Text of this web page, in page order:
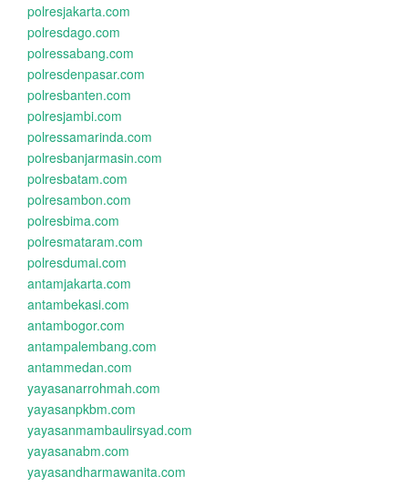
polresjakarta.com
polresdago.com
polressabang.com
polresdenpasar.com
polresbanten.com
polresjambi.com
polressamarinda.com
polresbanjarmasin.com
polresbatam.com
polresambon.com
polresbima.com
polresmataram.com
polresdumai.com
antamjakarta.com
antambekasi.com
antambogor.com
antampalembang.com
antammedan.com
yayasanarrohmah.com
yayasanpkbm.com
yayasanmambaulirsyad.com
yayasanabm.com
yayasandharmawanita.com